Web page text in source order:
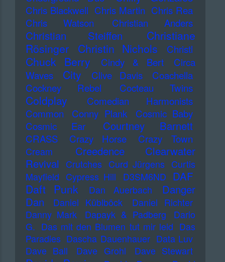
Chris Blackwell Chris Martin Chris Rea
Chris Watson
Christian Anders
Christian Steiffen
Christiane
Rösinger
Christin Nichols Christl
Chuck Berry Cindy & Bert
Circa
Waves
City Clive Davis
Coachella
Cockney Rebel
Cocteau Twins
Coldplay
Comedian Harmonists
Common
Conny Plank
Cosmic Baby
Cosmic Ear
Courtney Barnett
CRASS Crazy Horse Crazy Town
Cream
Creedence Clearwater
Revival
Crutches Curd Jürgens Curtis
Mayfield Cypress Hill D3SM6ND DAF
Daft Punk Dan Auerbach
Danger
Dan
Daniel Küblböck
Daniel Richter
Danny Mark
Dapayk & Padberg
Dario
G. Das mit den Blumen tut mir leid Das
Paradies Dascha Dauenhauer Data Luv
Dave Ball
Dave Grohl Dave Stewart